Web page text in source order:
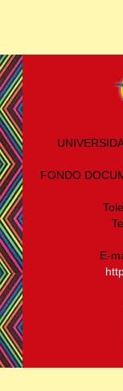
FONDO
E-